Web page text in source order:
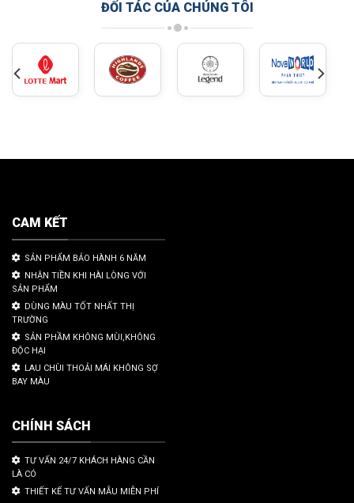
ĐỐI TÁC CỦA CHÚNG TÔI
CAM KẾT
SẢN PHẨM BẢO HÀNH 6 NĂM
NHẬN TIỀN KHI HÀI LÒNG VỚI
SẢN PHẨM
DÙNG MÀU TỐT NHẤT THỊ
TRƯỜNG
SẢN PHẦM KHÔNG MÙI,KHÔNG
ĐỘC HẠI
LAU CHÙI THOẢI MÁI KHÔNG SỢ
BAY MÀU
CHÍNH SÁCH
TƯ VẤN 24/7 KHÁCH HÀNG CẦN
LÀ CÓ
THIẾT KẾ TƯ VẤN MẪU MIỄN PHÍ